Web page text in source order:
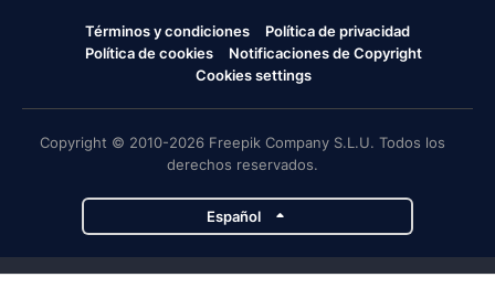
Términos y condiciones
Política de privacidad
Política de cookies
Notificaciones de Copyright
Cookies settings
Copyright © 2010-2026 Freepik Company S.L.U. Todos los
derechos reservados.
Español